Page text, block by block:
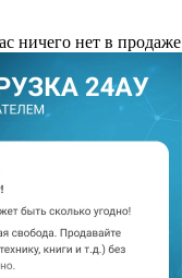
ничего нет в продаже